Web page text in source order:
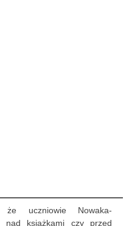
uczniowie Nowaka-
nad książkami czy przed